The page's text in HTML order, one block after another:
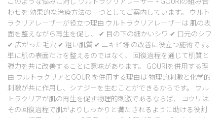
わせを 効果的な治療方法の一つとしてご案内しています。 ウルト
ラクリアレーザーが役立つ理由 ウルトラクリアレーザーは 肌の表
面を整えながら再生を促し、 ✔ 目の下の細かいシワ ✔ 口元のシワ
✔ 広がった毛穴 ✔ 粗い肌質 ✔ ニキビ跡 の改善に役立つ施術です。
単に肌の表面だけを整えるのではなく、 回復過程を通じて肌質と
弾力を共に改善することに意味があります。 GOURIを併用する理
由 ウルトラクリアとGOURIを併用する理由は 物理的刺激と化学的
刺激が共に作用し、シナジーを生むことができるからです。 ウル
トラクリアが肌の再生を促す物理的刺激であるならば、 コウリは
その回復過程で肌がよりしっかりと満たされるように助ける役割